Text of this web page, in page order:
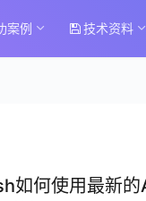
案例 技术资料
如何使用最新